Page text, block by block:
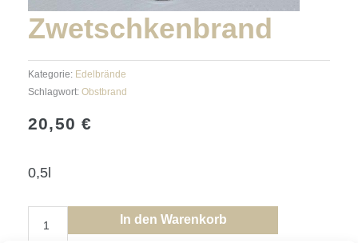
Zwetschkenbrand
Kategorie: Edelbrände
Schlagwort: Obstbrand
20,50€
0,5l
Menge
In den Warenkorb